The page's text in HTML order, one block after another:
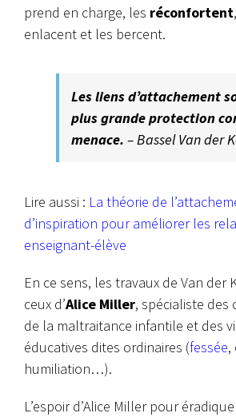
prend en charge, les réconfortent
enlacent et les bercent.
Les liens d’attachement
plus grande protection
menace. – Bassel Van der
Lire aussi : La théorie de
d’inspiration pour améliorer les
enseignant-élève
En ce sens, les travaux de Van der
ceux d’Alice Miller, spécialiste des
de la maltraitance infantile et des
éducatives dites ordinaires (fessée,
humiliation…).
L’espoir d’Alice Miller pour